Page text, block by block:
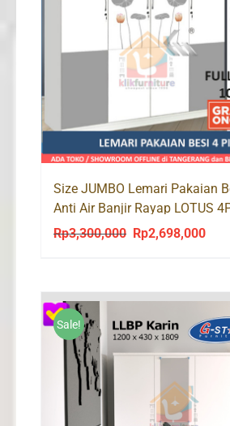
Size JUMBO Lemari Pakaian
Anti Air Banjir Rayap LOTUS
Rp3,300,000
Original
Rp3,300,000.
Rp2,698,000
Sale!